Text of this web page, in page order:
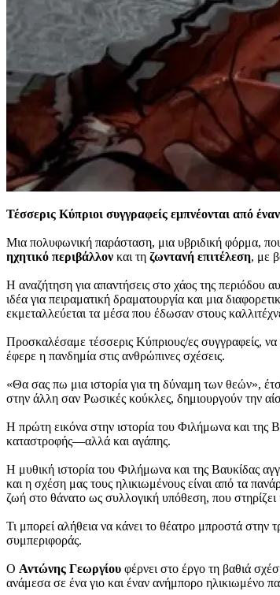
Τέσσερις Κύπριοι συγγραφείς εμπνέονται από
Μια πολυφωνική παράσταση, μια υβριδική φόρμα,
ηχητικό περιβάλλον και τη ζωντανή επιτέλεση, με
Η αναζήτηση για απαντήσεις στο χάος της περιόδου
ιδέα για πειραματική δραματουργία και μια
εκμεταλλεύεται τα μέσα που έδωσαν στους
Προσκαλέσαμε τέσσερις Κύπριους/ες συγγραφείς,
έφερε η πανδημία στις ανθρώπινες σχέσεις.
«Θα σας πω μια ιστορία για τη δύναμη των θεών»,
στην άλλη σαν Ρωσικές κούκλες, δημιουργούν την
Η πρώτη εικόνα στην ιστορία του Φιλήμωνα και της
καταστροφής—αλλά και αγάπης.
Η μυθική ιστορία του Φιλήμωνα και της Βαυκίδας
και η σχέση μας τους ηλικιωμένους είναι από τα
ζωή στο θάνατο ως συλλογική υπόθεση, που στηρίζει
Τι μπορεί αλήθεια να κάνει το θέατρο μπροστά στην
συμπεριφοράς.
Ο Αντώνης Γεωργίου φέρνει στο έργο τη βαθιά
ανάμεσα σε ένα γιο και έναν ανήμπορο ηλικιωμένο